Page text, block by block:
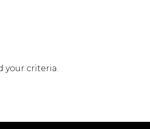
your criteria.